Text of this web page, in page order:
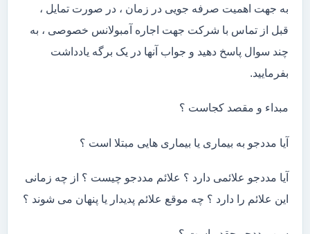
به جهت اهمیت صرفه جویی در زمان ، در صورت تمایل ،
قبل از تماس با شرکت جهت اجاره آمبولانس خصوصی ، به
چند سوال پاسخ دهید و جواب آنها در یک برگه یادداشت
بفرمایید.
مبداء و مقصد کجاست ؟
آیا مددجو به بیماری یا بیماری هایی مبتلا است ؟
آیا مددجو علائمی دارد ؟ علائم مددجو چیست ؟ از چه زمانی
این علائم را دارد ؟ چه موقع علائم پدیدار یا پنهان می شوند ؟